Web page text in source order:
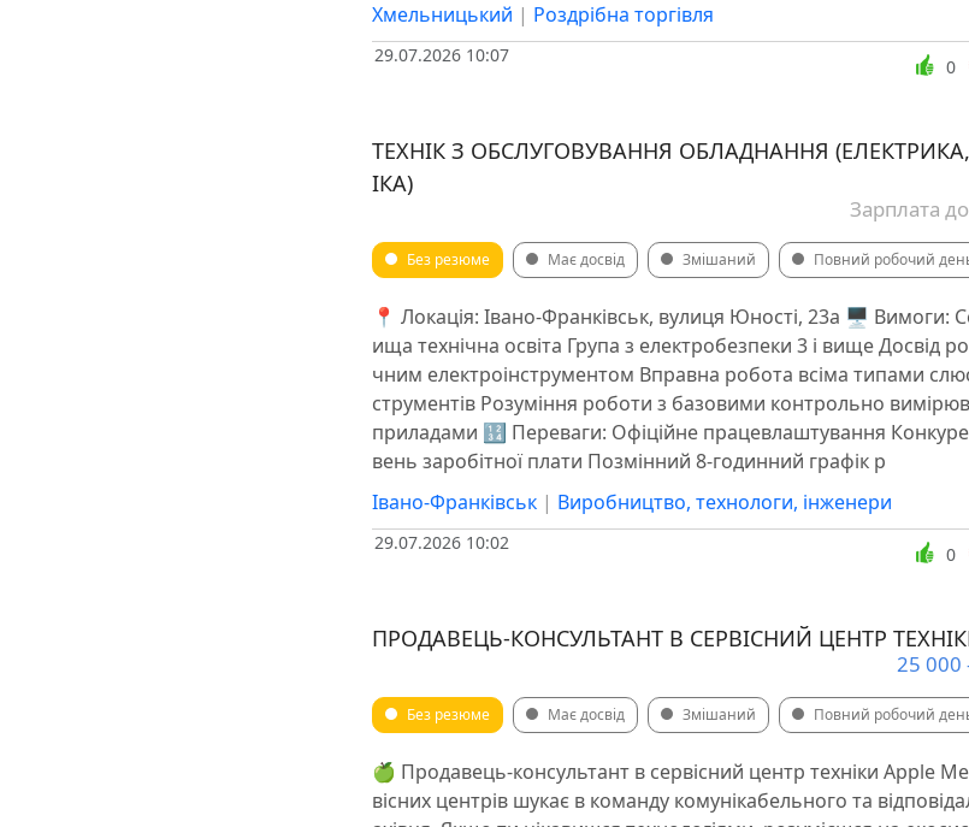
Хмельницький | Роздрібна торгівля
29.07.2026 10:07
0
ТЕХНІК З ОБСЛУГОВУВАННЯ ОБЛАДНАННЯ
ІКА)
Зарплата
Без резюме Має досвід Змішаний Повний робочий
📍 Локація: Івано-Франківськ, вулиця Юності, 23a 🖥 Вимоги:
ища технічна освіта Група з електробезпеки 3 і вище Досвід
чним електроінструментом Вправна робота всіма типами
струментів Розуміння роботи з базовими контрольно
приладами 🔢 Переваги: Офіційне працевлаштування
вень заробітної плати Позмінний 8-годинний графік р
Івано-Франківськ | Виробництво, технологи, інженери
29.07.2026 10:02
0
ПРОДАВЕЦЬ-КОНСУЛЬТАНТ В СЕРВІСНИЙ ЦЕНТР
25 000
Без резюме Має досвід Змішаний Повний робочий
🍏 Продавець-консультант в сервісний центр техніки Apple
вісних центрів шукає в команду комунікабельного та